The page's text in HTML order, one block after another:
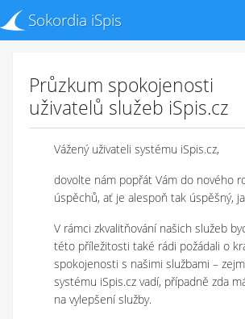
Sokordia iSpis
Průzkum spokojenosti
uživatelů služeb iSpis.cz
Vážený uživateli systému iSpis.cz,
dovolte nám popřát Vám do nového
úspěchů, ať je alespoň tak úspěšný,
V rámci zkvalitňování našich služeb
této příležitosti také rádi požádali o
spokojenosti s našimi službami –
systému iSpis.cz vadí, případně zda
na vylepšení služby.